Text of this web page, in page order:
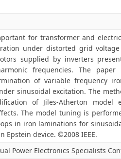
for transformer and
under distorted grid voltage
supplied by inverters
frequencies. The paper
of variable frequency
sinusoidal excitation. The
of Jiles-Atherton model
The model tuning is
in iron laminations for
Epstein device. ©2008 IEEE.
Power Electronics Specialists